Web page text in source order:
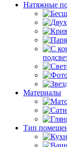
Натяжные
Материалы
Тип